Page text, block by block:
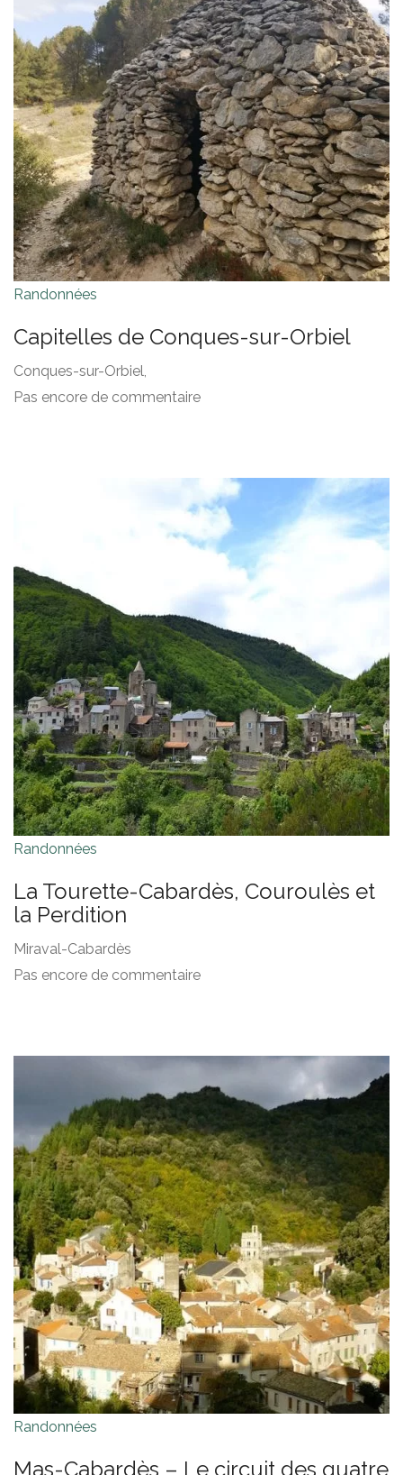
Randonnées
Capitelles de Conques-sur-Orbiel
Conques-sur-Orbiel,
Pas encore de commentaire
Randonnées
La Tourette-Cabardès, Couroulès et
la Perdition
Miraval-Cabardès
Pas encore de commentaire
Randonnées
Mas-Cabardès – Le circuit des quatre